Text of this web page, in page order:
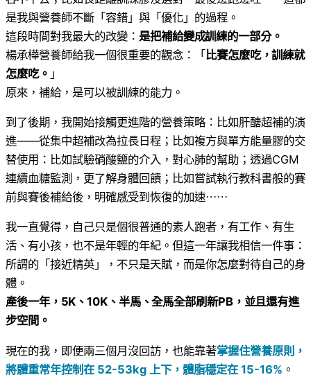
是我與營養師不斷「容錯」與「優化」的過程。
這段時間對我最大的改變： 是把補給變成訓練的一部分。
楊承樺營養師給我一個很重要的觀念：「 比賽怎麼吃，訓練就
怎麼吃。 」
原來，補給，是可以被訓練的能力。
到了後期，我開始接觸更進階的營養策略：比如肝醣超補的演
進——從集中超補改為拉長日程；比如複方與單方能量膠的交
替使用：比如試驗硝酸鹽的介入，對心肺的幫助；透過CGM
連續血糖監測，更了解身體回饋；比如嘗試執行教科書般的賽
前與賽後補給後，明確感受到恢復的加速⋯⋯
我一直覺得，自己只是個很普通的素人跑者，有工作、有生
活、有小孩，也不是年輕的年紀。但這一年讓我相信一件事：
所謂的「接近精英」，不只是天賦，而是你怎麼對待自己的身
體。
產後一年，5K、10K、半馬、全馬全部刷新PB，並且還有進
步空間。
現在的我，即便兩三個月沒回訪，也能靠著掌握住營養原則，
將體重常年控制在 52-53kg 上下，體脂穩定在 15-16% 。